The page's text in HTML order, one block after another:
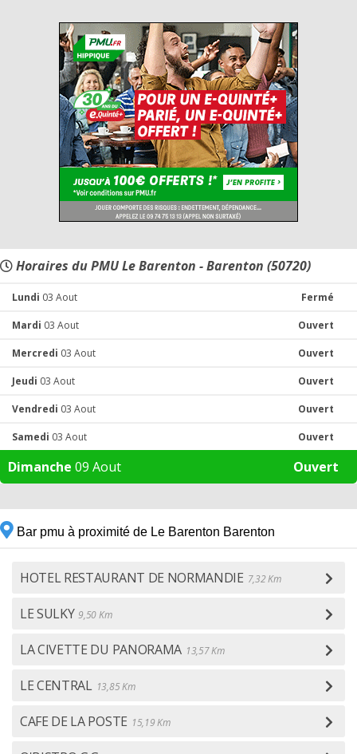
Horaires du PMU Le Barenton - Barenton (50720)
Lundi 03 Aout Fermé
Mardi 03 Aout Ouvert
Mercredi 03 Aout Ouvert
Jeudi 03 Aout Ouvert
Vendredi 03 Aout Ouvert
Samedi 03 Aout Ouvert
Dimanche 09 Aout Ouvert
Bar pmu à proximité de Le Barenton Barenton
HOTEL RESTAURANT DE NORMANDIE 7,32 Km
LE SULKY 9,50 Km
LA CIVETTE DU PANORAMA 13,57 Km
LE CENTRAL 13,85 Km
CAFE DE LA POSTE 15,19 Km